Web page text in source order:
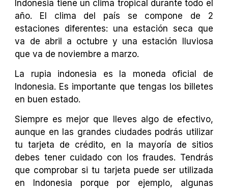
Indonesia tiene un clima tropical durante todo el
año. El clima del país se compone de 2
estaciones diferentes: una estación seca que
va de abril a octubre y una estación lluviosa
que va de noviembre a marzo.
La rupia indonesia es la moneda oficial de
Indonesia. Es importante que tengas los billetes
en buen estado.
Siempre es mejor que lleves algo de efectivo,
aunque en las grandes ciudades podrás utilizar
tu tarjeta de crédito, en la mayoría de sitios
debes tener cuidado con los fraudes. Tendrás
que comprobar si tu tarjeta puede ser utilizada
en Indonesia porque por ejemplo, algunas